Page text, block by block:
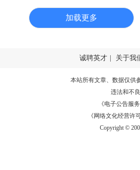
加载更多
诚聘英才 关于我
本站所有文章、数据仅供
违法和不
《电子公告服务
《网络文化经营许
Copyright ©